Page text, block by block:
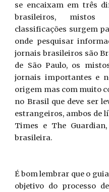
se encaixam em três
brasileiros, mistos
classificações surgem
onde pesquisar
jornais brasileiros são
de São Paulo, os
jornais importantes e
origem mas com muito
no Brasil que deve ser
estrangeiros, ambos de
Times e The
brasileira.
É bom lembrar que o
objetivo do processo